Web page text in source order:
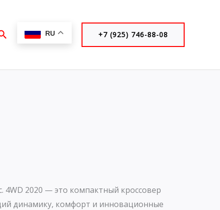
RU +7 (925) 746-88-08
4WD 2020 — это компактный кроссовер
динамику, комфорт и инновационные